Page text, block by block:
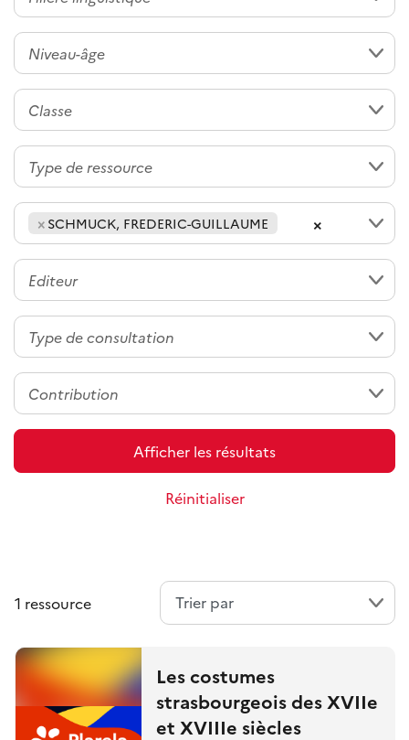
×
× SCHMUCK, FREDERIC-GUILLAUME
Afficher les résultats
Réinitialiser
1 ressource
Les costumes
strasbourgeois des XVIIe
et XVIIIe siècles